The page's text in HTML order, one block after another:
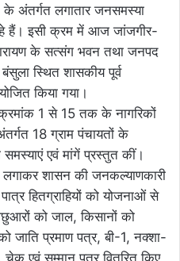
अंतर्गत लगातार जनसमस्या
हैं। इसी क्रम में आज जांजगीर-
के सत्संग भवन तथा जनपद
स्थित शासकीय पूर्व
किया गया।
क्रमांक 1 से 15 तक के नागरिकों
18 ग्राम पंचायतों के
समस्याएं एवं मांगें प्रस्तुत कीं।
लगाकर शासन की जनकल्याणकारी
हितग्राहियों को योजनाओं से
को जाल, किसानों को
जाति प्रमाण पत्र, बी-1, नक्शा-
चेक एवं सम्मान पत्र वितरित किए